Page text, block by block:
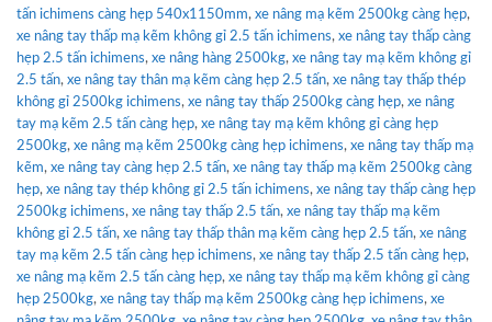
tấn ichimens càng hẹp 540x1150mm, xe nâng mạ kẽm 2500kg càng hẹp,
xe nâng tay thấp mạ kẽm không gỉ 2.5 tấn ichimens, xe nâng tay thấp càng
hẹp 2.5 tấn ichimens, xe nâng hàng 2500kg, xe nâng tay mạ kẽm không gỉ
2.5 tấn, xe nâng tay thân mạ kẽm càng hẹp 2.5 tấn, xe nâng tay thấp thép
không gỉ 2500kg ichimens, xe nâng tay thấp 2500kg càng hẹp, xe nâng
tay mạ kẽm 2.5 tấn càng hẹp, xe nâng tay mạ kẽm không gỉ càng hẹp
2500kg, xe nâng mạ kẽm 2500kg càng hẹp ichimens, xe nâng tay thấp mạ
kẽm, xe nâng tay càng hẹp 2.5 tấn, xe nâng tay thấp mạ kẽm 2500kg càng
hẹp, xe nâng tay thép không gỉ 2.5 tấn ichimens, xe nâng tay thấp càng hẹp
2500kg ichimens, xe nâng tay thấp 2.5 tấn, xe nâng tay thấp mạ kẽm
không gỉ 2.5 tấn, xe nâng tay thấp thân mạ kẽm càng hẹp 2.5 tấn, xe nâng
tay mạ kẽm 2.5 tấn càng hẹp ichimens, xe nâng tay thấp 2.5 tấn càng hẹp,
xe nâng mạ kẽm 2.5 tấn càng hẹp, xe nâng tay thấp mạ kẽm không gỉ càng
hẹp 2500kg, xe nâng tay thấp mạ kẽm 2500kg càng hẹp ichimens, xe